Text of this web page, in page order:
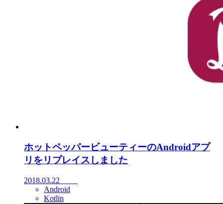
ホットペッパービューティーのAndroidアプ
リをリプレイスしました
2018.03.22
Android
Kotlin